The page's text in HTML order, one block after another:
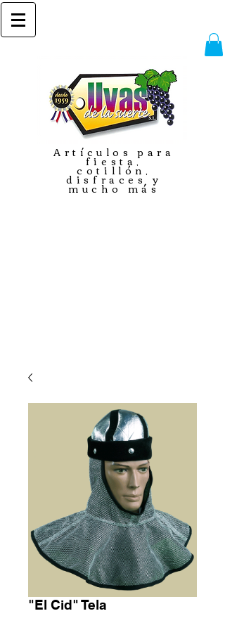
Artículos para
fiesta,
cotillón,
disfraces y
mucho más
"El Cid" Tela